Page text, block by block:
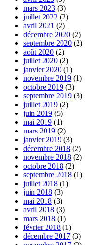
mars 2023 (3)
juillet 2022 (2)
avril 2021 (2)
décembre 2020 (2)
septembre 2020 (2)
août 2020 (2)
juillet 2020 (2)
janvier 2020 (1)
novembre 2019 (1)
octobre 2019 (3)
septembre 2019 (3)
juillet 2019 (2)
juin 2019 (5)
mai 2019 (1)
mars 2019 (2)
janvier 2019 (3)
décembre 2018 (2)
novembre 2018 (2)
octobre 2018 (2)
septembre 2018 (1)
juillet 2018 (1)
juin 2018 (3)
mai 2018 (3)
avril 2018 (3)
mars 2018 (1)
février 2018 (1)
décembre 2017 (3)